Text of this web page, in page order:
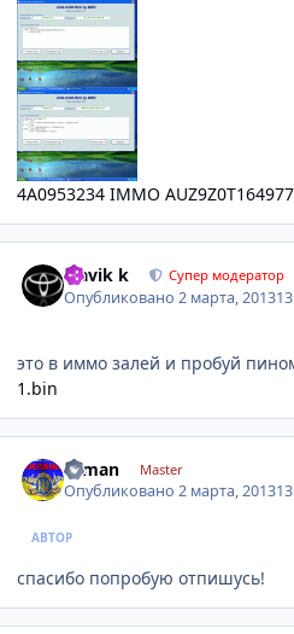
4A0953234 IMMO
Slavik k Супер модератор
Опубликовано2 марта, 2013
это в иммо залей и пробуй
1.bin
silman Master
Опубликовано2 марта, 2013
АВТОР
спасибо попробую отпишусь!